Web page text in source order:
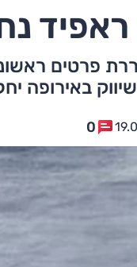
פרטים
באירופה יחל
0